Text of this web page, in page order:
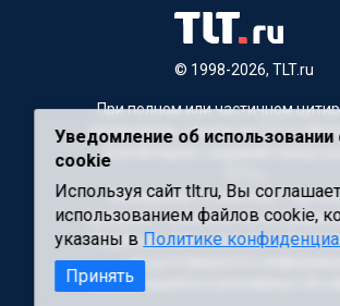
© 1998-2026, TLT.ru
При полном или частичном
материалов, ссылка на TLT.ru
Для Интернет-изданий
Материалы с пометкой
материал" публикуются на правах
Редакция сайта не несет
за достоверность
содержащейся в рекламных
Уведомление об использовании
cookie
Используя сайт tlt.ru, Вы
использованием файлов cookie,
указаны в Политике
Принять